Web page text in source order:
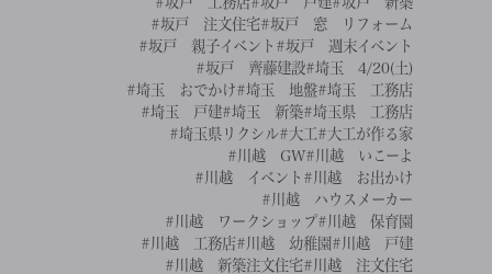
#坂戸 注文住宅#坂戸 窓 リフォーム
#坂戸 親子イベント #坂戸 週末イベント
#坂戸 齊藤建設#埼玉 4/20(土)
#埼玉 おでかけ#埼玉 地盤#埼玉 工務店
#埼玉 戸建#埼玉 新築#埼玉県 工務店
#埼玉県リクシル#大工#大工が作る家
#川越 GW#川越 いこーよ
#川越 イベント #川越 お出かけ
#川越 ハウスメーカー
#川越 ワークショップ#川越 保育園
#川越 工務店#川越 幼稚園#川越 戸建
#川越 新築注文住宅#川越 注文住宅